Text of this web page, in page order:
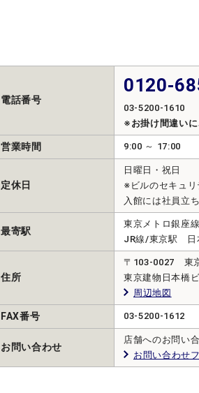
電話番号
0120-
03-5200-1610
※お掛け間違いに
営業時間 9:00 ～ 17:00
定休日
日曜日・祝日
※ビルのセキュ
入館には社員立
最寄駅
東京メトロ銀座
JR線/東京駅 日
住所
〒103-0027 東
東京建物日本橋
周辺地図
FAX番号 03-5200-1612
お問い合わせ
店舗へのお問い
お問い合わせ